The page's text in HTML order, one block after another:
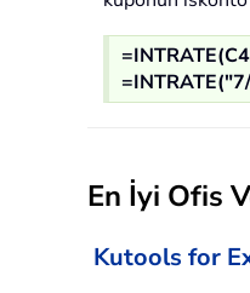
En İyi Ofis
Kutools for